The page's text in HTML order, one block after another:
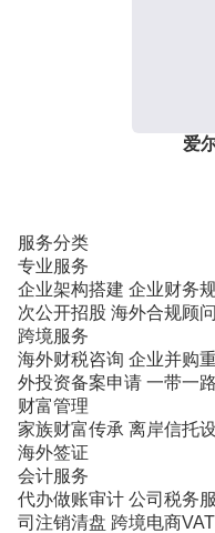
爱
服务分类
专业服务
企业架构搭建 企业财务
次公开招股 海外合规顾问
跨境服务
海外财税咨询 企业并购
外投资备案申请 一带一
财富管理
家族财富传承 离岸信托
海外签证
会计服务
代办做账审计 公司税务
司注销清盘 跨境电商VAT